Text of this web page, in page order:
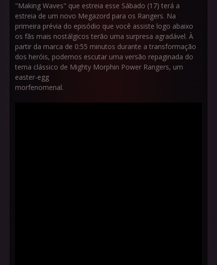
"Making Waves" que estreia esse Sábado (17) terá a
estreia de um novo Megazord para os Rangers. Na
primeira prévia do episódio que você assiste logo abaixo
os fãs mais nostálgicos terão uma surpresa agradável. À
partir da marca de 0:55 minutos durante a transformação
dos heróis, podemos escutar uma versão repaginada do
tema clássico de Mighty Morphin Power Rangers, um
easter-egg
morfenomenal.